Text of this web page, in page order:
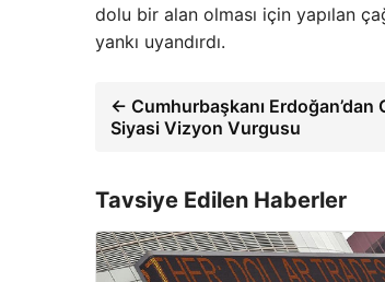
dolu bir alan olması için yapılan
yankı uyandırdı.
← Cumhurbaşkanı Erdoğan’dan
Siyasi Vizyon Vurgusu
Tavsiye Edilen Haberler